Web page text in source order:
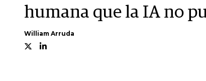
humana que la IA no
William Arruda